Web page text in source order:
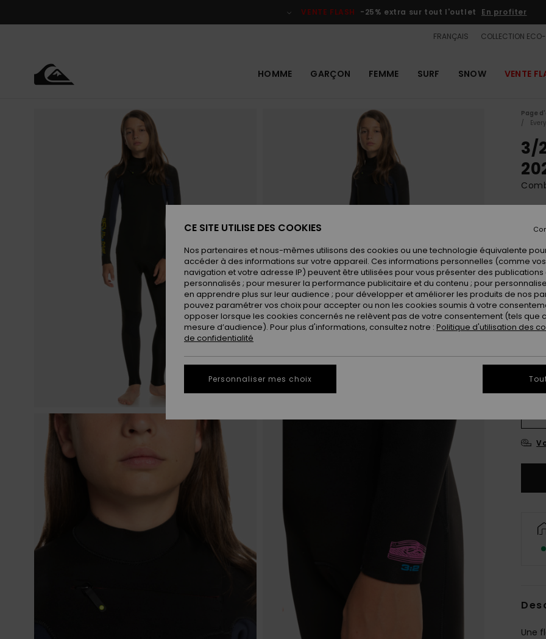
le
VENTE FLASH -25% extra sur tout l'outlet En profiter
FRANÇAIS COLLECTION
HOMME GARÇON FEMME SURF SNOW VENTE
Page
3/
Une
CE SITE UTILISE DES COOKIES
Nos partenaires et nous-mêmes utilisons des cookies ou une technologie équivalente
accéder à des informations sur votre appareil. Ces informations personnelles (comme
navigation et votre adresse IP) peuvent être utilisées pour vous présenter des publications
personnalisés ; pour mesurer la performance publicitaire et du contenu ; pour
en apprendre plus sur leur audience ; pour développer et améliorer les produits de nos
pouvez paramétrer vos choix pour accepter ou non les cookies soumis à votre
opposer lorsque les cookies concernés ne relèvent pas de votre consentement (tels que
mesure d’audience). Pour plus d'informations, consultez notre : Politique d'utilisation des
de confidentialité
Personnaliser mes choix